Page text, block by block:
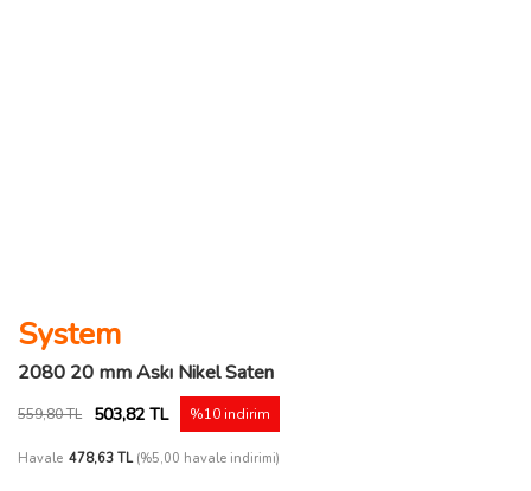
System
2080 20 mm Askı Nikel Saten
559,80 TL 503,82 TL %10 indirim
Havale 478,63 TL(%5,00 havale indirimi)